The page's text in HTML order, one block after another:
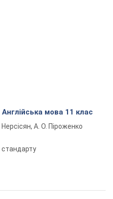
мова 11 клас
А. О. Піроженко
стандарту